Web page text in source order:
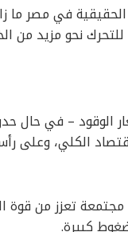
نحو مزيد من
الوقود – في حال
الكلي، وعلى
تعزز من قوة
كبيرة.